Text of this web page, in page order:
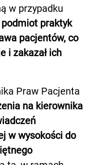
w przypadku
praktyk
pacjentów, co
i zakazał ich
Praw Pacjenta
na kierownika
w wysokości do